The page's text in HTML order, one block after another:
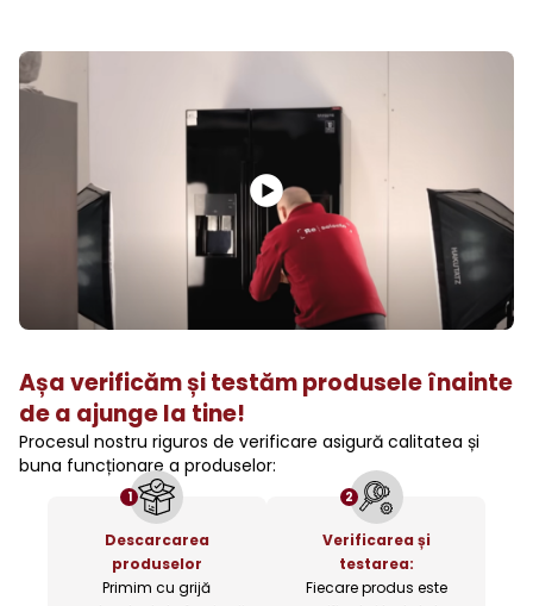
Așa verificăm și testăm produsele înainte
de a ajunge la tine!
Procesul nostru riguros de verificare asigură calitatea și
buna funcționare a produselor:
1
Descarcarea
produselor
Primim cu grijă
2
Verificarea și
testarea:
Fiecare produs este